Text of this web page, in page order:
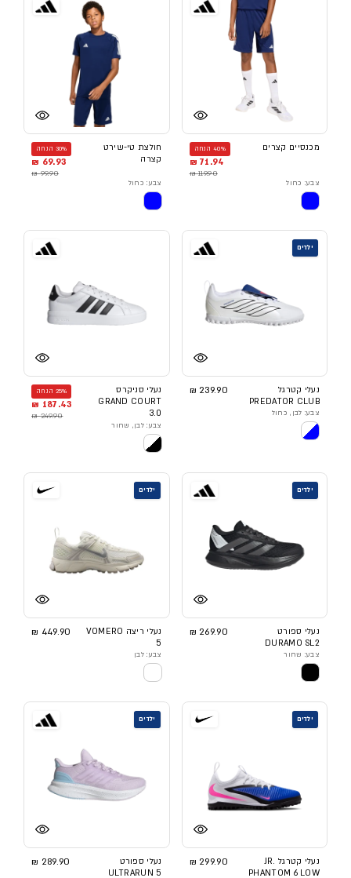
מכנסיים קצרים 40% הנחה
71.94 ₪
119.90 ₪
צבע: כחול
חולצת טי-שירט
קצרה
30% הנחה
69.93 ₪
99.90 ₪
צבע: כחול
ילדים
נעלי קטרגל
PREDATOR CLUB
239.90 ₪
צבע: לבן, כחול
נעלי סניקרס
GRAND COURT
3.0
25% הנחה
187.43 ₪
249.90 ₪
צבע: לבן, שחור
ילדים
נעלי ספורט
DURAMO SL2
269.90 ₪
צבע: שחור
ילדים
נעלי ריצה VOMERO
5
449.90 ₪
צבע: לבן
ילדים
נעלי קטרגל JR.
PHANTOM 6 LOW
299.90 ₪
ילדים
נעלי ספורט
ULTRARUN 5
289.90 ₪